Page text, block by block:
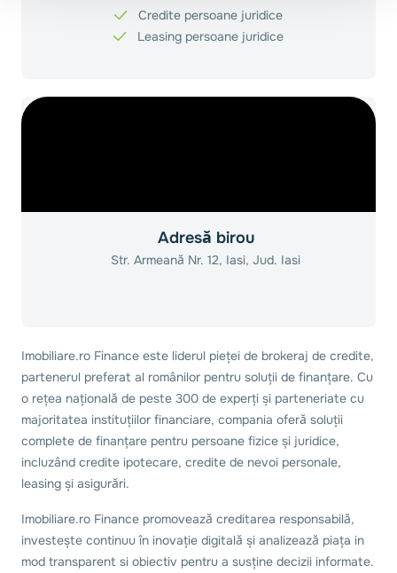
Credite persoane juridice
Leasing persoane juridice
Adresă birou
Str. Armeană Nr. 12, Iasi, Jud. Iasi
Imobiliare.ro Finance este liderul pieței de brokeraj de credite,
partenerul preferat al românilor pentru soluții de finanțare. Cu
o rețea națională de peste 300 de experți și parteneriate cu
majoritatea instituțiilor financiare, compania oferă soluții
complete de finanțare pentru persoane fizice și juridice,
incluzând credite ipotecare, credite de nevoi personale,
leasing și asigurări.
Imobiliare.ro Finance promovează creditarea responsabilă,
investește continuu în inovație digitală și analizează piața in
mod transparent si obiectiv pentru a susține decizii informate.